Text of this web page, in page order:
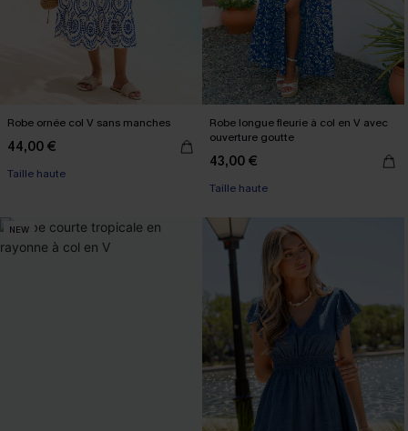
Robe ornée col V sans manches
44,00 €
Taille haute
Robe longue fleurie à col en V avec
ouverture goutte
43,00 €
Taille haute
NEW